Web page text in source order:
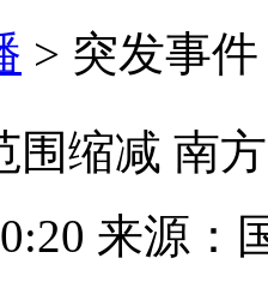
> 突发事件
围缩减 南
来源：